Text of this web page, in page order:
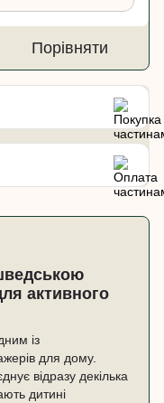
Порівняти
активного
із
для дому.
відразу декілька
дитині